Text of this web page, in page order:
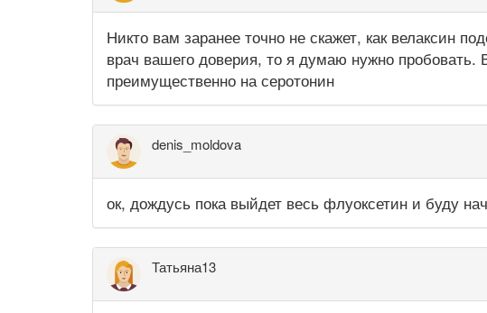
Никто вам заранее точно не скажет, как велаксин
врач вашего доверия, то я думаю нужно пробовать.
преимущественно на серотонин
denis_moldova
ок, дождусь пока выйдет весь флуоксетин и буду
Татьяна13